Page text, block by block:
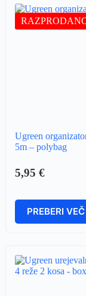
Ugreen
5m – polybag
5,95 €
PREBERI VEČ